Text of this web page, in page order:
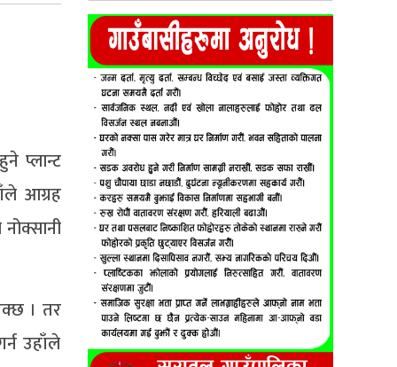
प्लान्ट
आग्रह
। तर
उहाँले